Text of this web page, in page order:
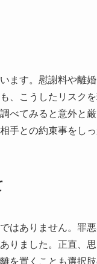
ます。慰謝料や離
、こうしたリスク
べてみると意外と
手との約束事をし
はありません。罪
りました。正直、
を置くことも選択